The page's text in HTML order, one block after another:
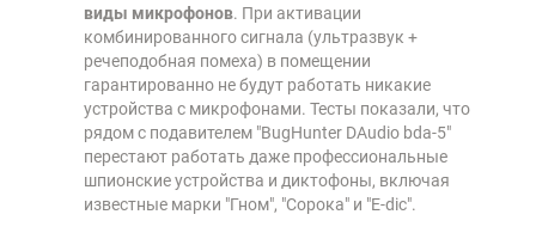
виды микрофонов. При активации
комбинированного сигнала (ультразвук +
речеподобная помеха) в помещении
гарантированно не будут работать никакие
устройства с микрофонами. Тесты показали, что
рядом с подавителем "BugHunter DAudio bda-5"
перестают работать даже профессиональные
шпионские устройства и диктофоны, включая
известные марки "Гном", "Сорока" и "E-dic".